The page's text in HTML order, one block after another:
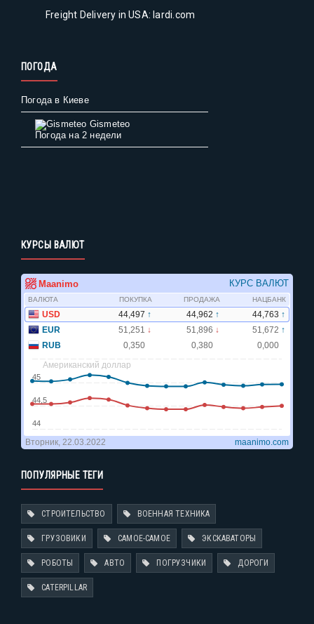
Freight Delivery in USA: lardi.com
ПОГОДА
Погода в Киеве
Gismeteo
Погода на 2 недели
КУРСЫ ВАЛЮТ
ПОПУЛЯРНЫЕ ТЕГИ
СТРОИТЕЛЬСТВО ВОЕННАЯ ТЕХНИКА
ГРУЗОВИКИ САМОЕ-САМОЕ ЭКСКАВАТОРЫ
РОБОТЫ АВТО ПОГРУЗЧИКИ ДОРОГИ
CATERPILLAR